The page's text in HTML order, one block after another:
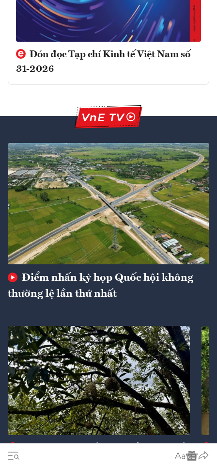
Đón đọc Tạp chí Kinh tế Việt Nam số
31-2026
Điểm nhấn kỳ họp Quốc hội không
thường lệ lần thứ nhất
xuất khẩu 74 tỷ USD